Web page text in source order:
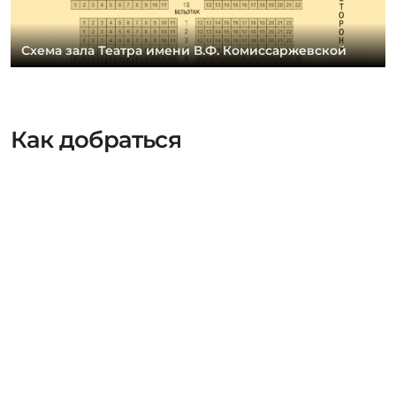
Схема зала Театра имени В.Ф. Комиссаржевской
Как добраться